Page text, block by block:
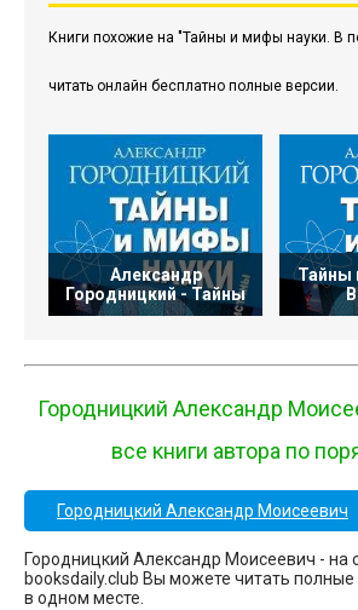
Книги похожие на "Тайны и мифы науки. В
читать онлайн бесплатно полные версии.
Александр
Городницкий - Тайны
Тайны
В
Городницкий Александр
все книги автора по
Городницкий Александр Моисеевич
Городницкий Александр Моисеевич - на
booksdaily.club Вы можете читать полные
в одном месте.